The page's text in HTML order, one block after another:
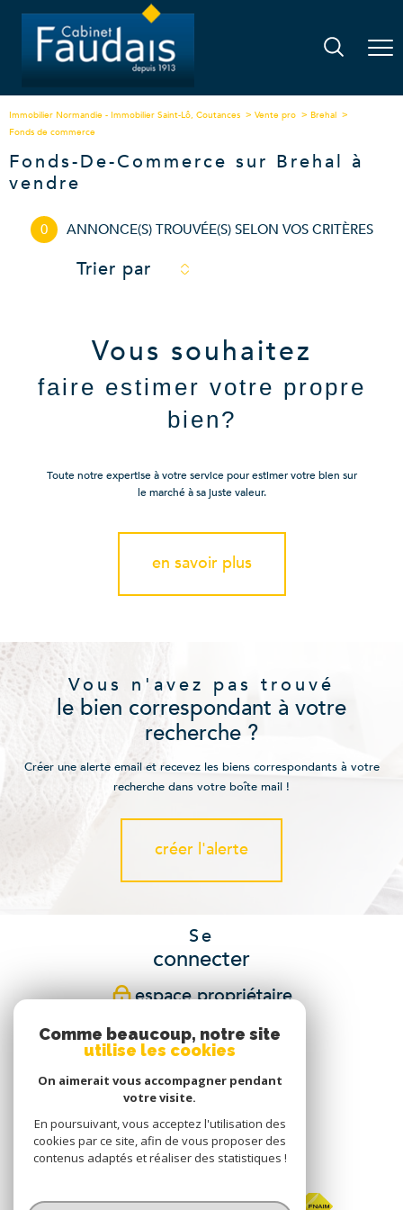
Immobilier Normandie - Immobilier Saint-Lô, Coutances Vente pro
Brehal
Fonds de commerce
Fonds-De-Commerce sur Brehal à
vendre
0 ANNONCE(S) TROUVÉE(S) SELON VOS CRITÈRES
Trier par
Vous souhaitez
faire estimer votre propre
bien?
Toute notre expertise à votre service pour estimer votre bien sur
le marché à sa juste valeur.
en savoir plus
Vous n'avez pas trouvé
le bien correspondant à votre
recherche ?
Créer une alerte email et recevez les biens correspondants à votre
recherche dans votre boîte mail !
créer l'alerte
Se
connecter
espace propriétaire
Nous
suivre
Nous
adhérons
Comme beaucoup, notre site
utilise les cookies
On aimerait vous accompagner pendant
votre visite.
En poursuivant, vous acceptez l'utilisation des
cookies par ce site, afin de vous proposer des
contenus adaptés et réaliser des statistiques !